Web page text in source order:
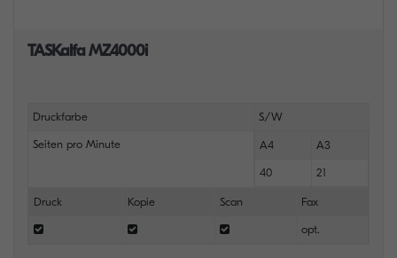
TASKalfa MZ4000i
Druckfarbe S/W
Seiten pro Minute A4 A3
40 21
Druck Kopie Scan Fax
opt.